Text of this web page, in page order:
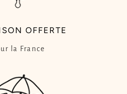
OFFERTE
la France